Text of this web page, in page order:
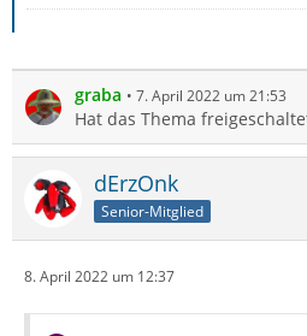
graba 7. April 2022 um 21:53
Hat das Thema
dErzOnk
Senior-Mitglied
8. April 2022 um 12:37